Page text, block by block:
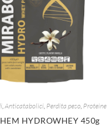
, Anticatabolici, Perdita peso, Proteine
HYDROWHEY 450g